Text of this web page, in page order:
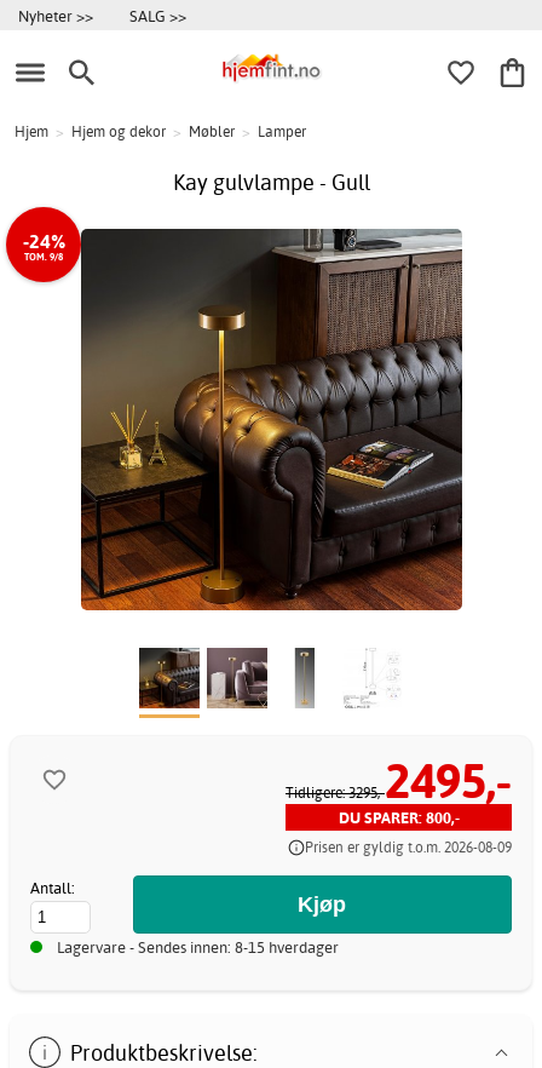
Nyheter >> SALG >>
Hjem > Hjem og dekor > Møbler > Lamper
Kay gulvlampe - Gull
-24%
TOM. 9/8
Tidligere: 3295,-2495,-
DU SPARER: 800,-
Prisen er gyldig t.o.m. 2026-08-09
Antall:
Lagervare - Sendes innen: 8-15 hverdager
Produktbeskrivelse: